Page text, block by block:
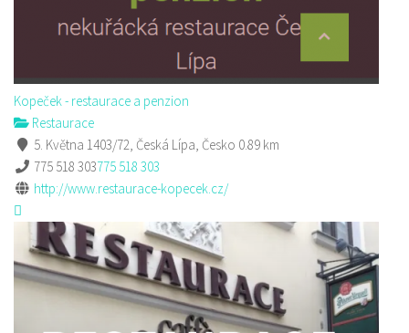
Kopeček - restaurace a penzion
Restaurace
5. Května 1403/72, Česká Lípa, Česko 0.89 km
775 518 303775 518 303
http://www.restaurace-kopecek.cz/